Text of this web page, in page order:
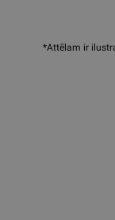
*Attēlam ir